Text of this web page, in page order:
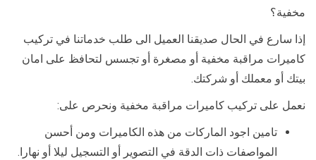
مخفية؟
إذا سارع في الحال صديقنا العميل الى طلب خدماتنا في تركيب
كاميرات مراقبة مخفية أو مصغرة أو تجسس لتحافظ على امان
بيتك أو معملك أو شركتك.
نعمل على تركيب كاميرات مراقبة مخفية ونحرص على:
تامين اجود الماركات من هذه الكاميرات ومن أحسن
المواصفات ذات الدقة في التصوير أو التسجيل ليلا أو نهارا.